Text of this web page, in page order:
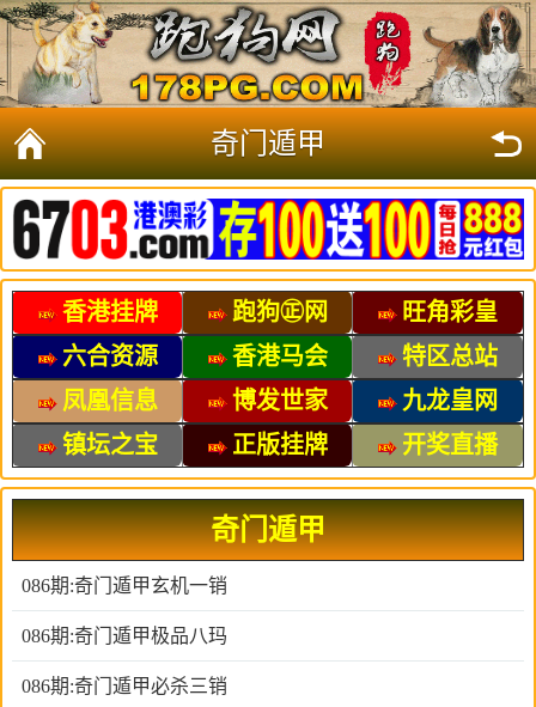
奇门遁甲
香港挂牌 跑狗㊣网
旺角彩皇
六合资源
香港马会
特区总站
凤凰信息
博发世家
九龙皇网
镇坛之宝
正版挂牌 开奖直播
奇门遁甲
086期:奇门遁甲玄机一销
086期:奇门遁甲极品八玛
086期:奇门遁甲必杀三销